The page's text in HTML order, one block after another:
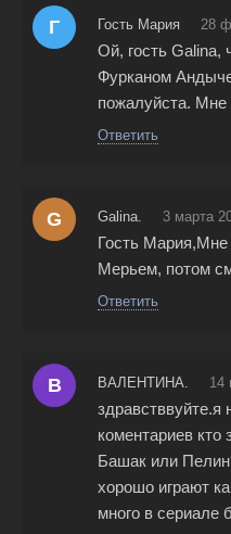
Г Гость Мария 28
Ой, гость Galina,
Фурканом
пожалуйста. Мне
Ответить
G Galina. 3 марта
Гость
Мерьем, потом
Ответить
В ВАЛЕНТИНА. 14
здравстввуйте.я
коментариев кто
Башак или
хорошо играют
много в